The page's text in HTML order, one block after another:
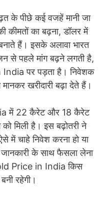
के पीछे कई वजहें मानी जा
कीमतों का बढ़ना, डॉलर में
हैं। इसके अलावा भारत
से पहले मांग बढ़ने लगती है,
पर पड़ता है। निवेशक
खरीदारी बढ़ा देते हैं।
में 22 कैरेट और 18 कैरेट
मिली है। इस बढ़ोतरी ने
में चाहे निवेश करना हो या
के साथ फैसला लेना
Price in India किस
रहेगी।